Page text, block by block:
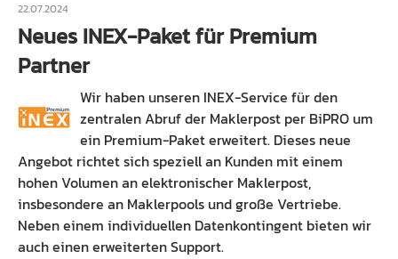
22.07.2024
Neues INEX-Paket für Premium
Partner
Wir haben unseren INEX-Service für den
zentralen Abruf der Maklerpost per BiPRO um
ein Premium-Paket erweitert. Dieses neue
Angebot richtet sich speziell an Kunden mit einem
hohen Volumen an elektronischer Maklerpost,
insbesondere an Maklerpools und große Vertriebe.
Neben einem individuellen Datenkontingent bieten wir
auch einen erweiterten Support.